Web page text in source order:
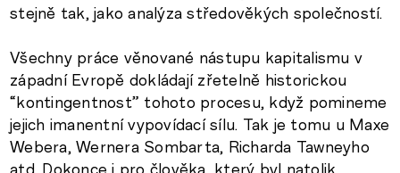
stejně tak, jako analýza středověkých společností.
Všechny práce věnované nástupu kapitalismu v
západní Evropě dokládají zřetelně historickou
“kontingentnost” tohoto procesu, když pomineme
jejich imanentní vypovídací sílu. Tak je tomu u Maxe
Webera, Wernera Sombarta, Richarda Tawneyho
atd. Dokonce i pro člověka, který byl natolik